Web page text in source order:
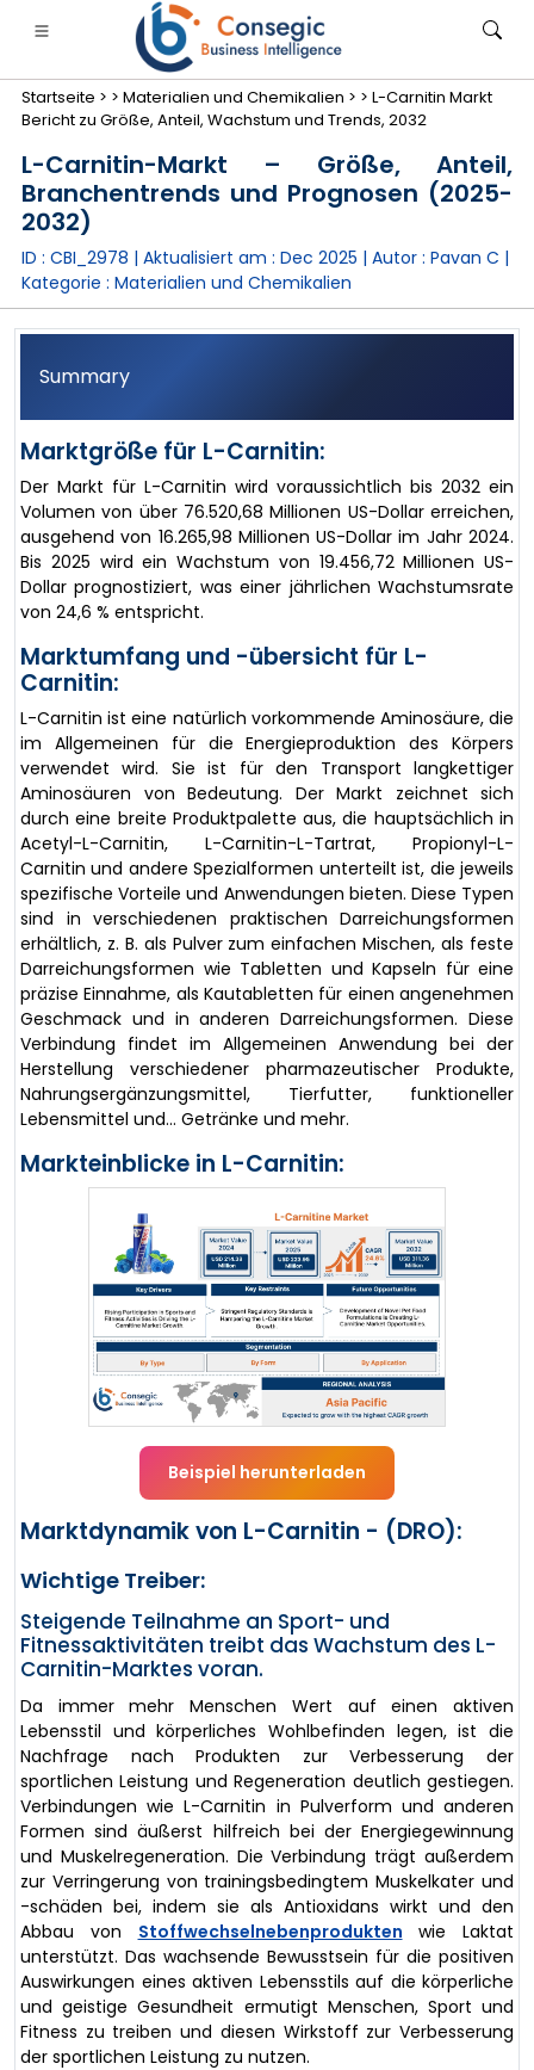
Finanzdienstleistungen und Versicherungen
• Fallstudien
Startseite > > Materialien und Chemikalien > > L-Carnitin Markt
Bericht zu Größe, Anteil, Wachstum und Trends, 2032
L-Carnitin-Markt – Größe, Anteil,
Branchentrends und Prognosen (2025-
2032)
ID : CBI_2978 | Aktualisiert am : Dec 2025 | Autor : Pavan C |
Kategorie : Materialien und Chemikalien
Summary
Marktgröße für L-Carnitin:
Der Markt für L-Carnitin wird voraussichtlich bis 2032 ein
Volumen von über 76.520,68 Millionen US-Dollar erreichen,
ausgehend von 16.265,98 Millionen US-Dollar im Jahr 2024.
Bis 2025 wird ein Wachstum von 19.456,72 Millionen US-
Dollar prognostiziert, was einer jährlichen Wachstumsrate
von 24,6 % entspricht.
Marktumfang und -übersicht für L-
Carnitin:
L-Carnitin ist eine natürlich vorkommende Aminosäure, die
im Allgemeinen für die Energieproduktion des Körpers
verwendet wird. Sie ist für den Transport langkettiger
Aminosäuren von Bedeutung. Der Markt zeichnet sich
durch eine breite Produktpalette aus, die hauptsächlich in
Acetyl-L-Carnitin, L-Carnitin-L-Tartrat, Propionyl-L-
Carnitin und andere Spezialformen unterteilt ist, die jeweils
spezifische Vorteile und Anwendungen bieten. Diese Typen
sind in verschiedenen praktischen Darreichungsformen
erhältlich, z. B. als Pulver zum einfachen Mischen, als feste
Darreichungsformen wie Tabletten und Kapseln für eine
präzise Einnahme, als Kautabletten für einen angenehmen
Geschmack und in anderen Darreichungsformen. Diese
Verbindung findet im Allgemeinen Anwendung bei der
Herstellung verschiedener pharmazeutischer Produkte,
Nahrungsergänzungsmittel, Tierfutter, funktioneller
Lebensmittel und... Getränke und mehr.
Markteinblicke in L-Carnitin:
Beispiel herunterladen
Marktdynamik von L-Carnitin - (DRO):
Wichtige Treiber:
Steigende Teilnahme an Sport- und
Fitnessaktivitäten treibt das Wachstum des L-
Carnitin-Marktes voran.
Da immer mehr Menschen Wert auf einen aktiven
Lebensstil und körperliches Wohlbefinden legen, ist die
Nachfrage nach Produkten zur Verbesserung der
sportlichen Leistung und Regeneration deutlich gestiegen.
Verbindungen wie L-Carnitin in Pulverform und anderen
Formen sind äußerst hilfreich bei der Energiegewinnung
und Muskelregeneration. Die Verbindung trägt außerdem
zur Verringerung von trainingsbedingtem Muskelkater und
-schäden bei, indem sie als Antioxidans wirkt und den
Abbau von Stoffwechselnebenprodukten wie Laktat
unterstützt. Das wachsende Bewusstsein für die positiven
Auswirkungen eines aktiven Lebensstils auf die körperliche
und geistige Gesundheit ermutigt Menschen, Sport und
Fitness zu treiben und diesen Wirkstoff zur Verbesserung
der sportlichen Leistung zu nutzen.